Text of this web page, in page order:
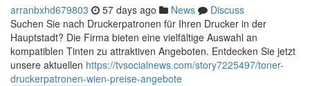
arranbxhd679803 57 days ago News
Discuss
Suchen Sie nach Druckerpatronen für Ihren Drucker in der
Hauptstadt? Die Firma bieten eine vielfältige Auswahl an
kompatiblen Tinten zu attraktiven Angeboten. Entdecken Sie jetzt
unsere aktuellen https://tvsocialnews.com/story7225497/toner-
druckerpatronen-wien-preise-angebote